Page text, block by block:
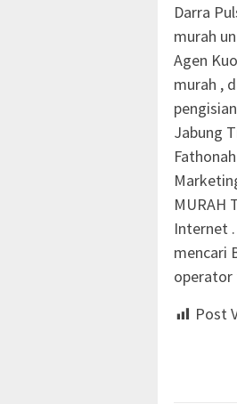
Darra
murah
Agen
murah ,
Jabung
MURAH
Internet
mencari
operator
Post